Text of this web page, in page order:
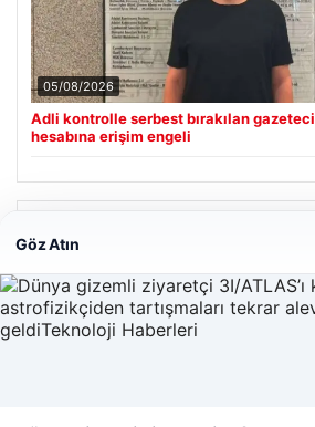
05/08/2026
Adli kontrolle serbest bırakılan gazeteci
hesabına erişim engeli
Hastaş Beton
26/05/2026
Göz Atın